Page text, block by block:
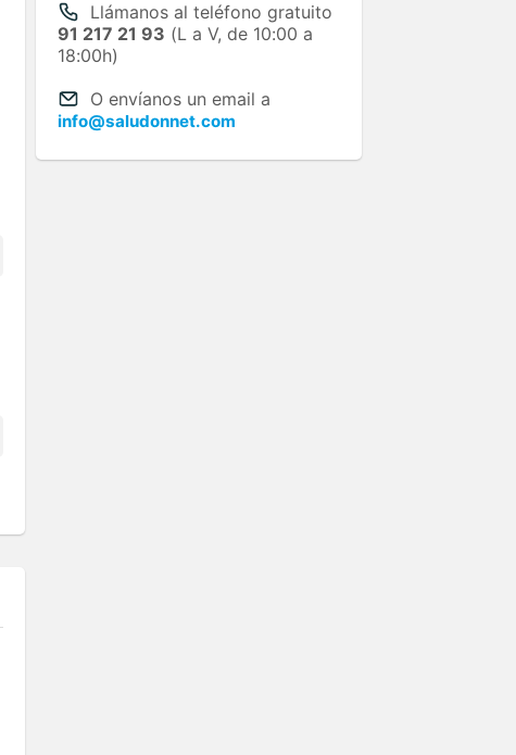
Llámanos al teléfono gratuito
91 217 21 93 (L a V, de 10:00 a
18:00h)
O envíanos un email a
info@saludonnet.com